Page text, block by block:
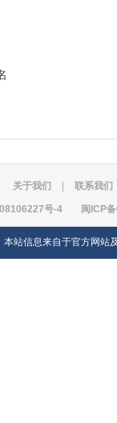
关于我们 联系我们
号-4 闽ICP
本站信息来自于官方网站